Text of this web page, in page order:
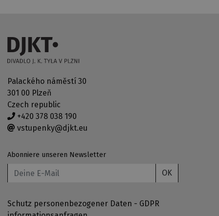
Palackého náměstí 30
301 00 Plzeň
Czech republic
+420 378 038 190
vstupenky@djkt.eu
Abonniere unseren Newsletter
OK
Schutz personenbezogener Daten - GDPR